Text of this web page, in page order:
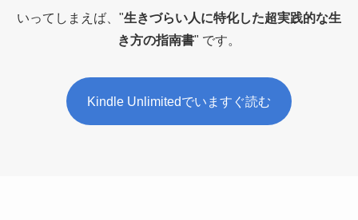
いってしまえば、"生きづらい人に特化した超実践的な生
き方の指南書" です。
Kindle Unlimitedでいますぐ読む